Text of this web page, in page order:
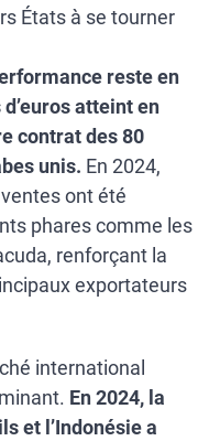
États à se tourner
reste en
atteint en
contrat des 80
unis. En 2024,
ont été
phares comme les
renforçant la
exportateurs
international
En 2024, la
et l’Indonésie a